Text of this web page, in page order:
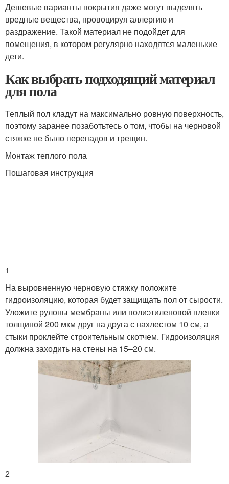
Дешевые варианты покрытия даже могут выделять
вредные вещества, провоцируя аллергию и
раздражение. Такой материал не подойдет для
помещения, в котором регулярно находятся маленькие
дети.
Как выбрать подходящий материал
для пола
Теплый пол кладут на максимально ровную поверхность,
поэтому заранее позаботьтесь о том, чтобы на черновой
стяжке не было перепадов и трещин.
Монтаж теплого пола
Пошаговая инструкция
1
На выровненную черновую стяжку положите
гидроизоляцию, которая будет защищать пол от сырости.
Уложите рулоны мембраны или полиэтиленовой пленки
толщиной 200 мкм друг на друга с нахлестом 10 см, а
стыки проклейте строительным скотчем. Гидроизоляция
должна заходить на стены на 15–20 см.
2